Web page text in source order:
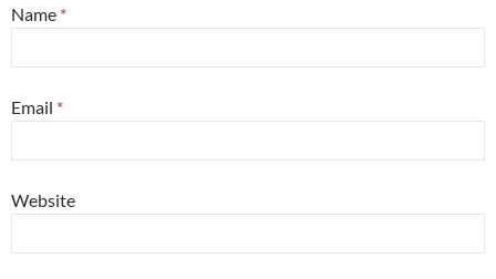
Name *
Email *
Website